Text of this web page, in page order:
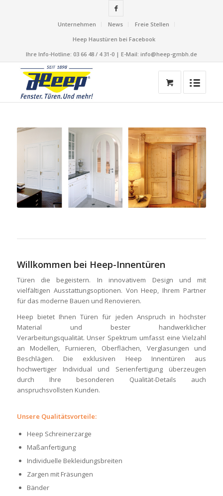
Unternehmen News
Freie Stellen
Heep Haustüren bei Facebook
Ihre Info-Hotline: 03 66 48 / 4 31-0 | E-Mail: info@heep-gmbh.de
Willkommen bei Heep-Innentüren
Türen die begeistern. In innovativem Design und mit
vielfältigen Ausstattungsoptionen. Von Heep, Ihrem Partner
für das moderne Bauen und Renovieren.
Heep bietet Ihnen Türen für jeden Anspruch in höchster
Material und bester handwerklicher
Verarbeitungsqualität. Unser Spektrum umfasst eine Vielzahl
an Modellen, Furnieren, Oberflächen, Verglasungen und
Beschlägen. Die exklusiven Heep Innentüren aus
hochwertiger Individual und Serienfertigung überzeugen
durch Ihre besonderen Qualität-Details auch
anspruchsvollsten Kunden.
Unsere Qualitätsvorteile:
Heep Schreinerzarge
Maßanfertigung
Individuelle Bekleidungsbreiten
Zargen mit Fräsungen
Bänder